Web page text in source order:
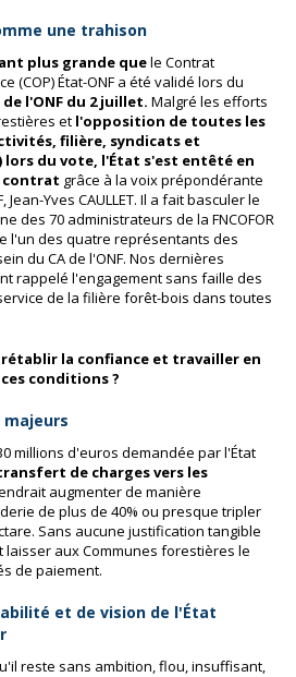
une trahison
plus grande quele Contrat
(COP) État-ONF a été validé lors du
l'ONF du 2 juillet. Malgré les efforts
et l'opposition de toutes les
filière, syndicats et
du vote, l'État s'est entêté en
contrat grâce à la voix prépondérante
Yves CAULLET. Il a fait basculer le
des 70 administrateurs de la FNCOFOR
l'un des quatre représentants des
du CA de l'ONF. Nos dernières
rappelé l'engagement sans faille des
de la filière forêt-bois dans toutes
la confiance et travailler en
conditions ?
millions d'euros demandée par l'État
de charges vers les
augmenter de manière
de plus de 40% ou presque tripler
Sans aucune justification tangible
laisser aux Communes forestières le
de paiement.
et de vision de l'État
reste sans ambition, flou, insuffisant,